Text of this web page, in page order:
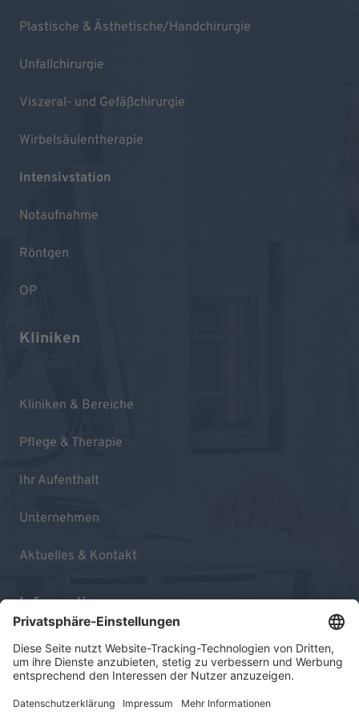
Plastische & Ästhetische/Handchirurgie
Unfallchirurgie
Viszeral- und Gefäßchirurgie
Wirbelsäulentherapie
Intensivstation
Notaufnahme
Röntgen
OP
Kliniken
Kliniken & Bereiche
Pflege & Therapie
Ihr Aufenthalt
Unternehmen
Aktuelles & Kontakt
Informationen
Impressum